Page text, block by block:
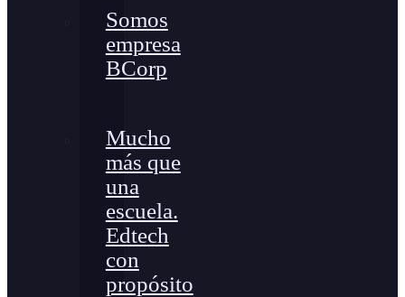
Somos
empresa
BCorp
Mucho
más que
una
escuela.
Edtech
con
propósito